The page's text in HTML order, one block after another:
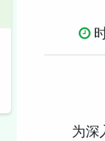
为深